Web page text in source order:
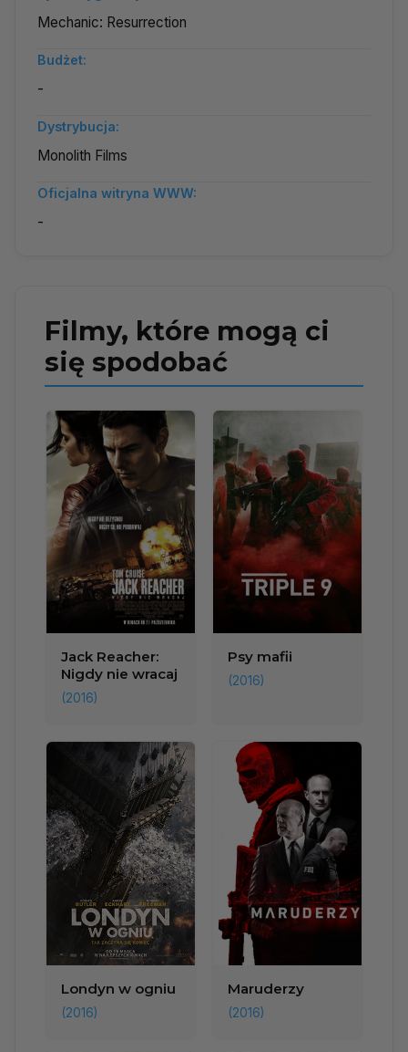
Mechanic: Resurrection
Budżet:
-
Dystrybucja:
Monolith Films
Oficjalna witryna WWW:
-
Filmy, które mogą ci
się spodobać
Jack Reacher:
Nigdy nie wracaj
(2016)
Psy mafii
(2016)
Londyn w ogniu
(2016)
Maruderzy
(2016)